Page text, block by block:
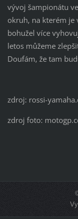
vývoj šampionátu
okruh, na kterém je
bohužel více
letos můžeme
Doufám, že tam
zdroj: rossi-
zdroj foto: